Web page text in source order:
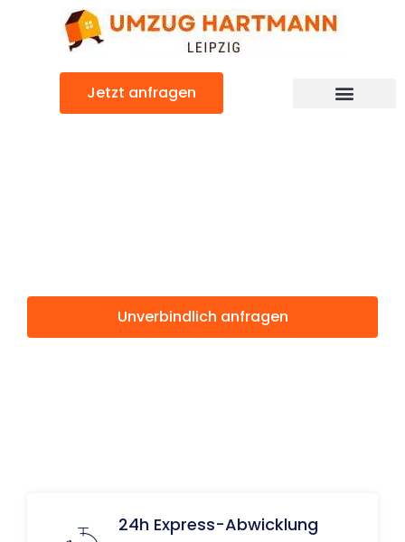
Jetzt anfragen
Unverbindlich anfragen
24h Express-Abwicklung